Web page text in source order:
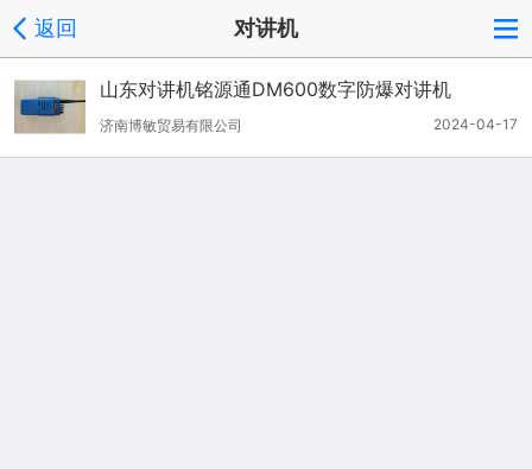
返回 对讲机
山东对讲机铭源通DM600数字防爆对讲机
2024-04-17
济南博敏贸易有限公司